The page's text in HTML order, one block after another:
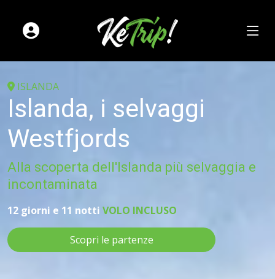
ISLANDA
Islanda, i selvaggi
Westfjords
Alla scoperta dell'Islanda più selvaggia e
incontaminata
12 giorni e 11 notti VOLO INCLUSO